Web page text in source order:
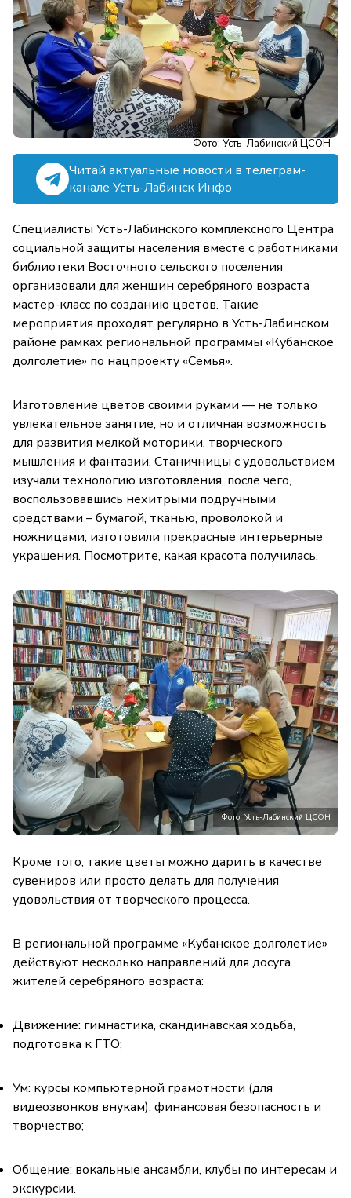
Фото: Усть-Лабинский ЦСОН
Читай актуальные новости в телеграм-
канале Усть-Лабинск Инфо
Специалисты Усть-Лабинского комплексного Центра
социальной защиты населения вместе с работниками
библиотеки Восточного сельского поселения
организовали для женщин серебряного возраста
мастер-класс по созданию цветов. Такие
мероприятия проходят регулярно в Усть-Лабинском
районе рамках региональной программы «Кубанское
долголетие» по нацпроекту «Семья».
Изготовление цветов своими руками — не только
увлекательное занятие, но и отличная возможность
для развития мелкой моторики, творческого
мышления и фантазии. Станичницы с удовольствием
изучали технологию изготовления, после чего,
воспользовавшись нехитрыми подручными
средствами – бумагой, тканью, проволокой и
ножницами, изготовили прекрасные интерьерные
украшения. Посмотрите, какая красота получилась.
Фото: Усть-Лабинский ЦСОН
Кроме того, такие цветы можно дарить в качестве
сувениров или просто делать для получения
удовольствия от творческого процесса.
В региональной программе «Кубанское долголетие»
действуют несколько направлений для досуга
жителей серебряного возраста:
Движение: гимнастика, скандинавская ходьба,
подготовка к ГТО;
Ум: курсы компьютерной грамотности (для
видеозвонков внукам), финансовая безопасность и
творчество;
Общение: вокальные ансамбли, клубы по интересам и
экскурсии.